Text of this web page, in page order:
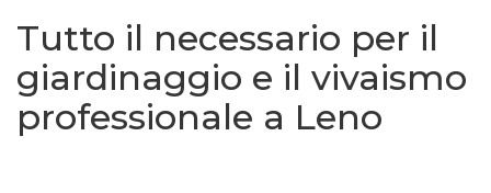
Tutto il necessario per il
giardinaggio e il vivaismo
professionale a Leno